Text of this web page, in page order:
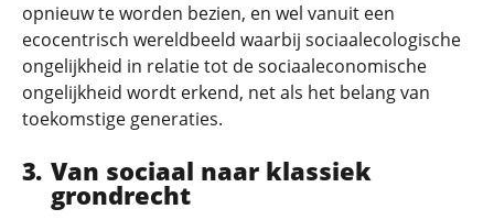
opnieuw te worden bezien, en wel vanuit een
ecocentrisch wereldbeeld waarbij sociaalecologische
ongelijkheid in relatie tot de sociaaleconomische
ongelijkheid wordt erkend, net als het belang van
toekomstige generaties.
Van sociaal naar klassiek
grondrecht